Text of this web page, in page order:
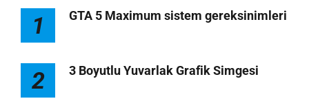
1 GTA 5 Maximum sistem gereksinimleri
2 3 Boyutlu Yuvarlak Grafik Simgesi